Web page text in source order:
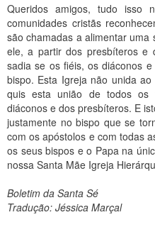
Queridos amigos, tudo isso
comunidades cristãs
são chamadas a alimentar
ele, a partir dos presbíteros e
sadia se os fiéis, os diáconos
bispo. Esta Igreja não unida
quis esta união de todos os
diáconos e dos presbíteros. E
justamente no bispo que se
com os apóstolos e com todas
os seus bispos e o Papa na
nossa Santa Mãe Igreja
Boletim da Santa Sé
Tradução: Jéssica Marçal